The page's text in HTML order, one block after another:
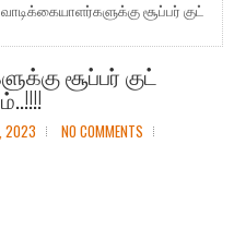
சூப்பர் குட்
சூப்பர் குட்
2023 NO COMMENTS